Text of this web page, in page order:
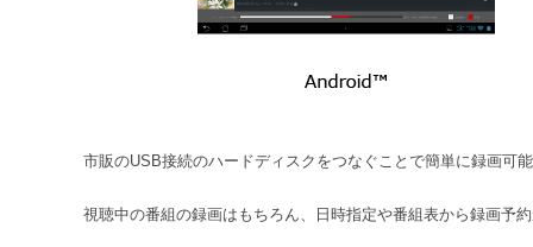
市販のUSB接続のハードディスクをつなぐことで簡単に録画可
視聴中の番組の録画はもちろん、日時指定や番組表から録画予